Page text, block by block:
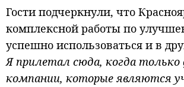
Гости подчеркнули, что
комплексной работы по
успешно использоваться и в
Я прилетал сюда, когда
компании, которые являются